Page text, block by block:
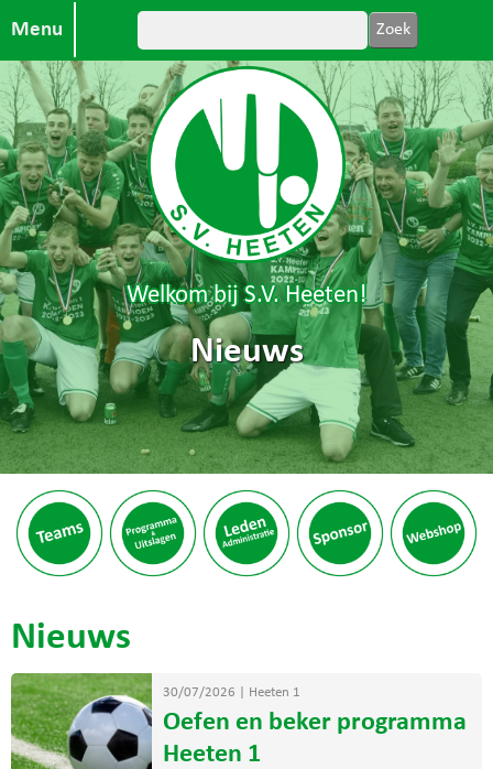
Menu
Welkom bij S.V. Heeten!
Nieuws
Nieuws
30/07/2026 Heeten 1
Oefen en beker programma
Heeten 1